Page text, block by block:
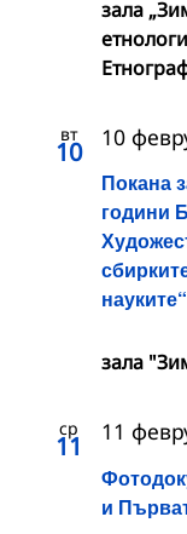
зала
вт
10
Покана
години
науките“
10
зала
ср
11
и
11